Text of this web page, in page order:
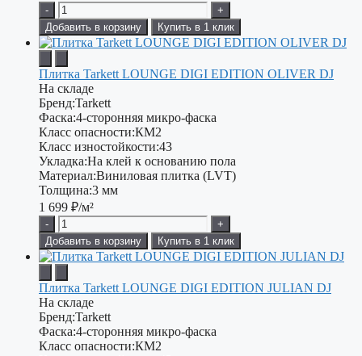
-
+
Добавить в корзину
Купить в 1 клик
Плитка Tarkett LOUNGE DIGI EDITION OLIVER DJ
На складе
Бренд:Tarkett
Фаска:4-сторонняя микро-фаска
Класс опасности:КМ2
Класс изностойкости:43
Укладка:На клей к основанию пола
Материал:Виниловая плитка (LVT)
Толщина:3 мм
1 699 ₽/м²
-
+
Добавить в корзину
Купить в 1 клик
Плитка Tarkett LOUNGE DIGI EDITION JULIAN DJ
На складе
Бренд:Tarkett
Фаска:4-сторонняя микро-фаска
Класс опасности:КМ2